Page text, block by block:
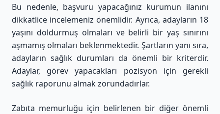
Bu nedenle, başvuru yapacağınız kurumun ilanını
dikkatlice incelemeniz önemlidir. Ayrıca, adayların 18
yaşını doldurmuş olmaları ve belirli bir yaş sınırını
aşmamış olmaları beklenmektedir. Şartların yanı sıra,
adayların sağlık durumları da önemli bir kriterdir.
Adaylar, görev yapacakları pozisyon için gerekli
sağlık raporunu almak zorundadırlar.
Zabıta memurluğu için belirlenen bir diğer önemli